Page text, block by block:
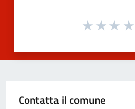
Contatta il comune